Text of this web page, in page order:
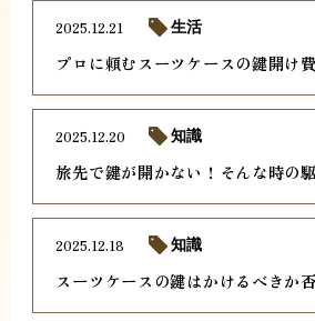
プロに頼むスーツケースの鍵開け
2025.12.21 生活
旅先で鍵が開かない！そんな時の
2025.12.20 知識
スーツケースの鍵はかけるべきか
2025.12.18 知識